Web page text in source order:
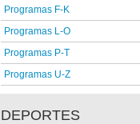
Programas F-K
Programas L-O
Programas P-T
Programas U-Z
DEPORTES